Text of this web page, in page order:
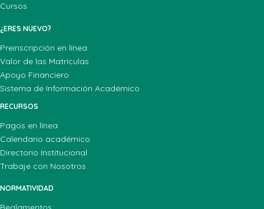
Cursos
¿ERES NUEVO?
Preinscripción en línea
Valor de las Matrículas
Apoyo Financiero
Sistema de Información Académico
RECURSOS
Pagos en línea
Calendario académico
Directorio Institucional
Trabaje con Nosotros
NORMATIVIDAD